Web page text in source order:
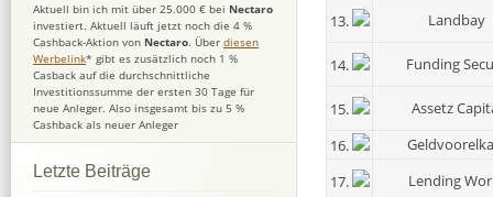
13.
Landbay
14. Funding
15.
Assetz
16.
17.
Lending
Aktuell bin ich mit über 25.000 € bei Nectaro
investiert. Aktuell läuft jetzt noch die 4 %
Cashback-Aktion von Nectaro. Über diesen
Werbelink* gibt es zusätzlich noch 1 %
Casback auf die durchschnittliche
Investitionssumme der ersten 30 Tage für
neue Anleger. Also insgesamt bis zu 5 %
Cashback als neuer Anleger
Letzte Beiträge